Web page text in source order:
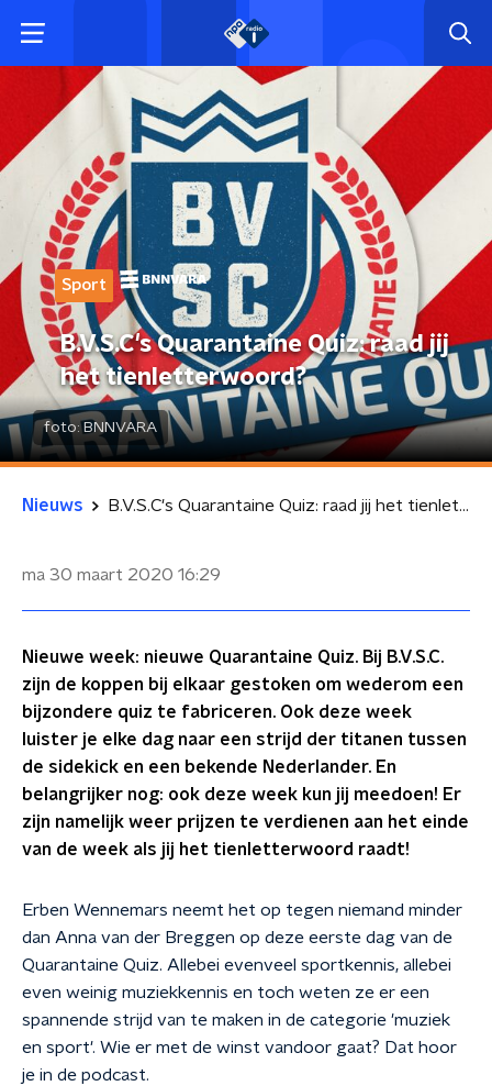
Sport
B.V.S.C's Quarantaine Quiz: raad jij
het tienletterwoord?
foto: BNNVARA
Nieuws B.V.S.C's Quarantaine Quiz: raad jij het tienletterwoord?
ma 30 maart 2020 16:29
Nieuwe week: nieuwe Quarantaine Quiz. Bij B.V.S.C.
zijn de koppen bij elkaar gestoken om wederom een
bijzondere quiz te fabriceren. Ook deze week
luister je elke dag naar een strijd der titanen tussen
de sidekick en een bekende Nederlander. En
belangrijker nog: ook deze week kun jij meedoen! Er
zijn namelijk weer prijzen te verdienen aan het einde
van de week als jij het tienletterwoord raadt!
Erben Wennemars neemt het op tegen niemand minder
dan Anna van der Breggen op deze eerste dag van de
Quarantaine Quiz. Allebei evenveel sportkennis, allebei
even weinig muziekkennis en toch weten ze er een
spannende strijd van te maken in de categorie 'muziek
en sport'. Wie er met de winst vandoor gaat? Dat hoor
je in de podcast.